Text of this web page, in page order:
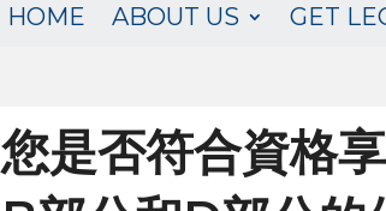
HOME ABOUT US GET
您是否符合資格